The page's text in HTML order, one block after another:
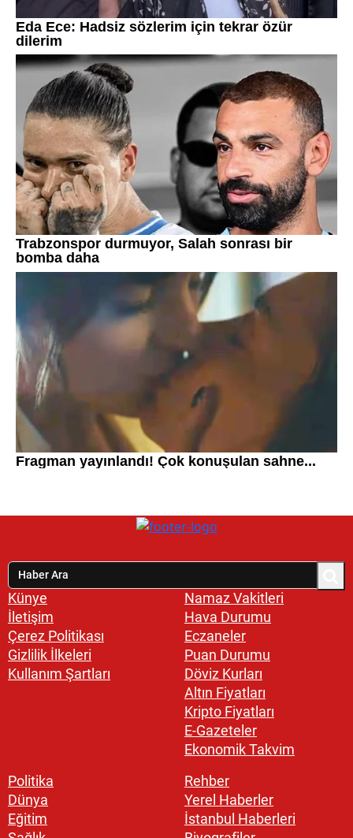
Künye
İletişim
Çerez Politikası
Gizlilik İlkeleri
Kullanım Şartları
Namaz Vakitleri
Hava Durumu
Eczaneler
Puan Durumu
Döviz Kurları
Altın Fiyatları
Kripto Fiyatları
E-Gazeteler
Ekonomik Takvim
Politika
Dünya
Eğitim
Rehber
Yerel Haberler
İstanbul Haberleri